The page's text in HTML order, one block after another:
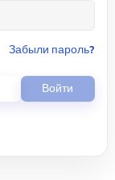
забыли пароль?
войти